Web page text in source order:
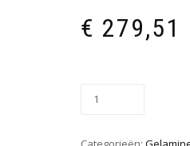
€ 279,51